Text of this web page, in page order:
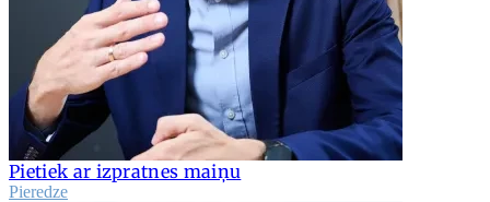
Pietiek ar izpratnes maiņu
Pieredze